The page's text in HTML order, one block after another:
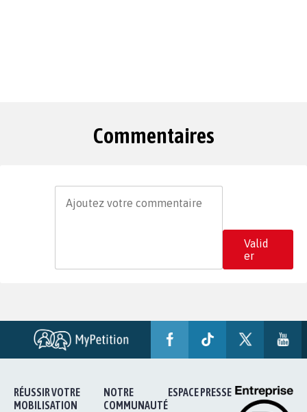
Commentaires
Valid
er
RÉUSSIR VOTRE
MOBILISATION
NOTRE
COMMUNAUTÉ
ESPACE PRESSE